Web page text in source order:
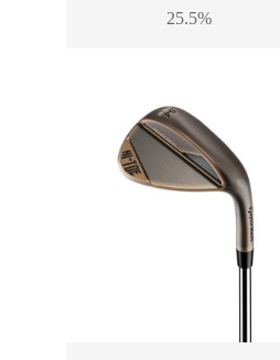
hinta
25.5%